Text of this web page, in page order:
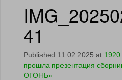
41
Published 11.02.2025 at
прошла презентация
ОГОНЬ»